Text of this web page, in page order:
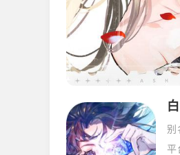
别
平